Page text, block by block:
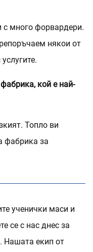
с много форвардери.
някои от
кой е най-
Топло ви
фабрика за
ученички маси и
се с нас днес за
Нашата екип от